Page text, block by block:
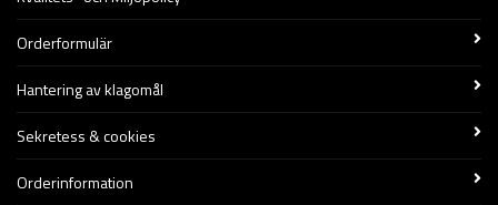
Orderformulär
Hantering av klagomål
Sekretess & cookies
Orderinformation